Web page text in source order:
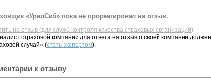
«УралСиб» пока не прореагировал на отзыв.
на отзыв (для служб контроля качества страховых организаций)
страховой компании для ответа на отзыв о своей компании должен
случай» (стать экспертом).
к отзыву